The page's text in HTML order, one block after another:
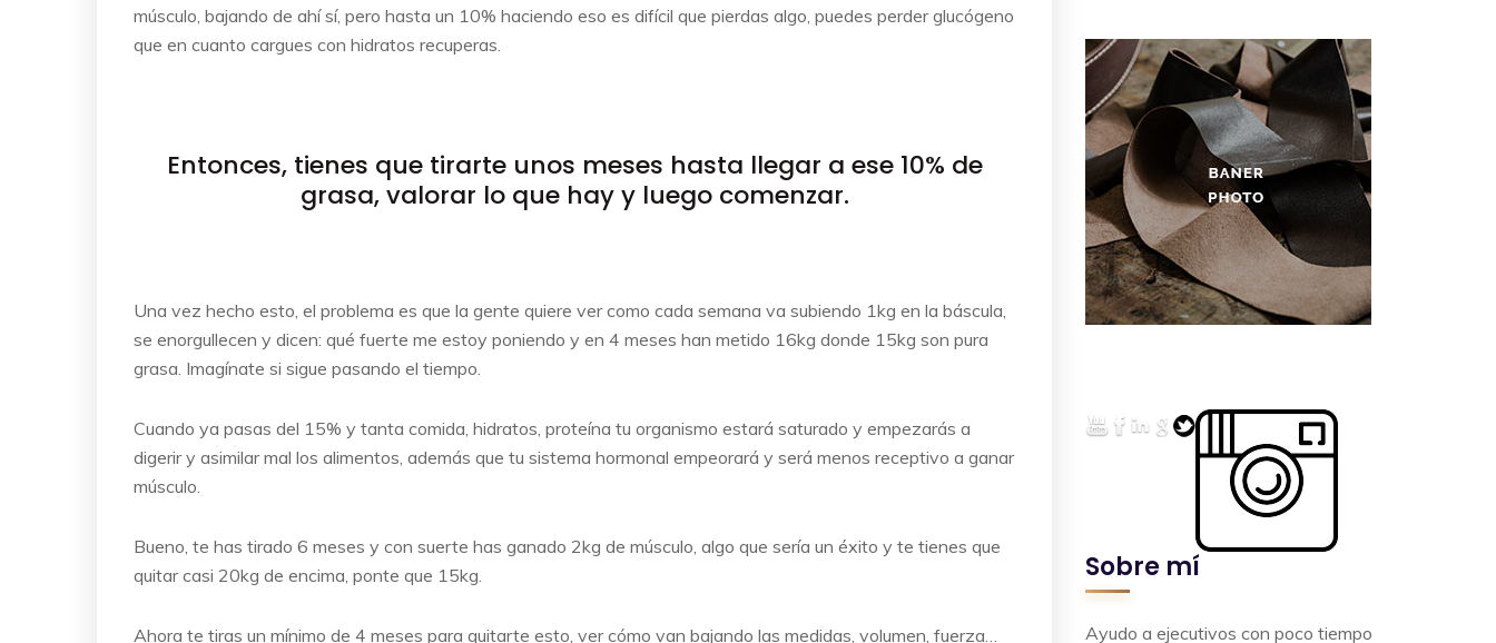
músculo, bajando de ahí sí, pero hasta un 10% haciendo eso es difícil que pierdas algo, puedes perder glucógeno
que en cuanto cargues con hidratos recuperas.
Entonces, tienes que tirarte unos meses hasta llegar a ese 10% de
grasa, valorar lo que hay y luego comenzar.
Una vez hecho esto, el problema es que la gente quiere ver como cada semana va subiendo 1kg en la báscula,
se enorgullecen y dicen: qué fuerte me estoy poniendo y en 4 meses han metido 16kg donde 15kg son pura
grasa. Imagínate si sigue pasando el tiempo.
Cuando ya pasas del 15% y tanta comida, hidratos, proteína tu organismo estará saturado y empezarás a
digerir y asimilar mal los alimentos, además que tu sistema hormonal empeorará y será menos receptivo a ganar
músculo.
Bueno, te has tirado 6 meses y con suerte has ganado 2kg de músculo, algo que sería un éxito y te tienes que
quitar casi 20kg de encima, ponte que 15kg.
Ahora te tiras un mínimo de 4 meses para quitarte esto, ver cómo van bajando las medidas, volumen, fuerza…
Sobre mí
Ayudo a ejecutivos con poco tiempo